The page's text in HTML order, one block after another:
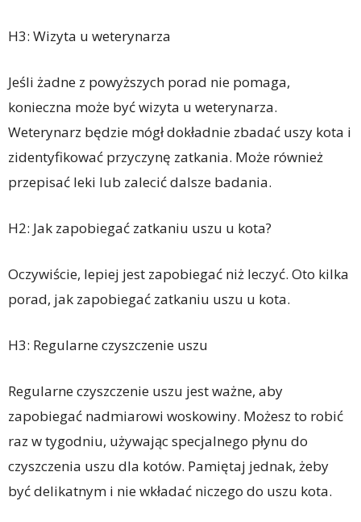
H3: Wizyta u weterynarza
Jeśli żadne z powyższych porad nie pomaga,
konieczna może być wizyta u weterynarza.
Weterynarz będzie mógł dokładnie zbadać uszy kota i
zidentyfikować przyczynę zatkania. Może również
przepisać leki lub zalecić dalsze badania.
H2: Jak zapobiegać zatkaniu uszu u kota?
Oczywiście, lepiej jest zapobiegać niż leczyć. Oto kilka
porad, jak zapobiegać zatkaniu uszu u kota.
H3: Regularne czyszczenie uszu
Regularne czyszczenie uszu jest ważne, aby
zapobiegać nadmiarowi woskowiny. Możesz to robić
raz w tygodniu, używając specjalnego płynu do
czyszczenia uszu dla kotów. Pamiętaj jednak, żeby
być delikatnym i nie wkładać niczego do uszu kota.